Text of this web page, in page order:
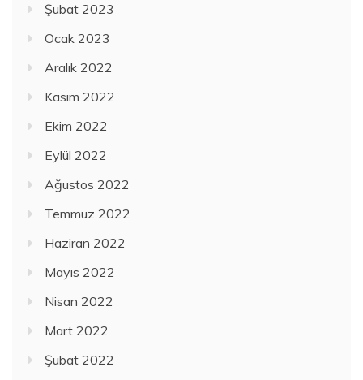
Şubat 2023
Ocak 2023
Aralık 2022
Kasım 2022
Ekim 2022
Eylül 2022
Ağustos 2022
Temmuz 2022
Haziran 2022
Mayıs 2022
Nisan 2022
Mart 2022
Şubat 2022